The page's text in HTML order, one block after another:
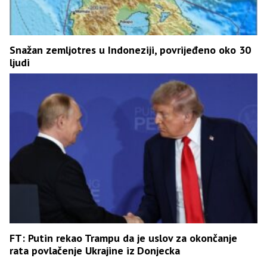
Snažan zemljotres u Indoneziji, povrijeđeno oko 30
ljudi
FT: Putin rekao Trampu da je uslov za okončanje
rata povlačenje Ukrajine iz Donjecka